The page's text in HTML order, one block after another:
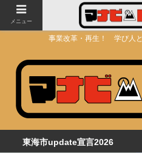
事業改革・再生！ 学び人
東海市update宣言2026
メニュー